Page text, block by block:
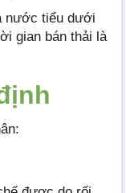
nước tiểu dưới
gian bán thải là